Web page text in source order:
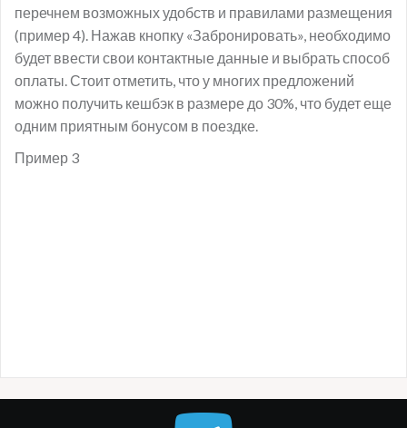
перечнем возможных удобств и правилами размещения
(пример 4). Нажав кнопку «Забронировать», необходимо
будет ввести свои контактные данные и выбрать способ
оплаты. Стоит отметить, что у многих предложений
можно получить кешбэк в размере до 30%, что будет еще
одним приятным бонусом в поездке.
Пример 3